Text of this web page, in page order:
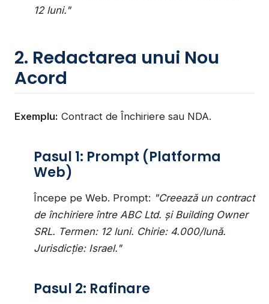
12 luni."
2. Redactarea unui Nou
Acord
Exemplu: Contract de Închiriere sau NDA.
Pasul 1: Prompt (Platforma
Web)
Începe pe Web. Prompt: "Creează un contract
de închiriere între ABC Ltd. și Building Owner
SRL. Termen: 12 luni. Chirie: 4.000/lună.
Jurisdicție: Israel."
Pasul 2: Rafinare